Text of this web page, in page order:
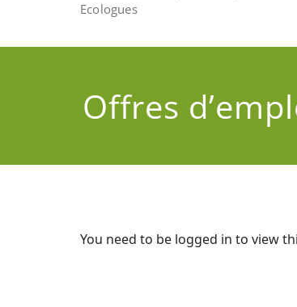
Ecologues
Offres
You need to be logged in to view